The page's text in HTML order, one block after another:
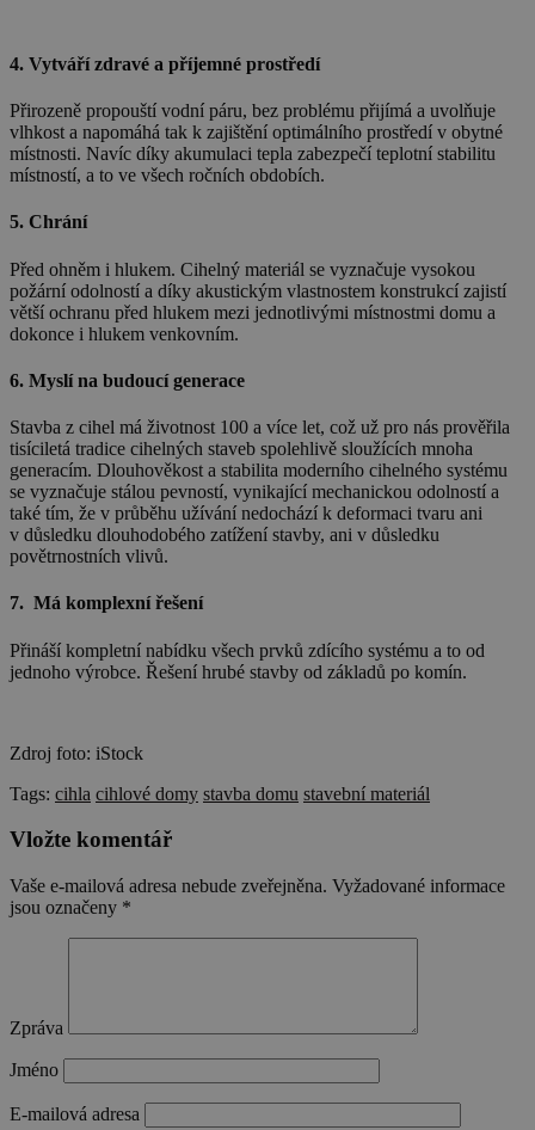
4. Vytváří zdravé a příjemné prostředí
Přirozeně propouští vodní páru, bez problému přijímá a uvolňuje
vlhkost a napomáhá tak k zajištění optimálního prostředí v obytné
místnosti. Navíc díky akumulaci tepla zabezpečí teplotní stabilitu
místností, a to ve všech ročních obdobích.
5. Chrání
Před ohněm i hlukem. Cihelný materiál se vyznačuje vysokou
požární odolností a díky akustickým vlastnostem konstrukcí zajistí
větší ochranu před hlukem mezi jednotlivými místnostmi domu a
dokonce i hlukem venkovním.
6. Myslí na budoucí generace
Stavba z cihel má životnost 100 a více let, což už pro nás prověřila
tisíciletá tradice cihelných staveb spolehlivě sloužících mnoha
generacím. Dlouhověkost a stabilita moderního cihelného systému
se vyznačuje stálou pevností, vynikající mechanickou odolností a
také tím, že v průběhu užívání nedochází k deformaci tvaru ani
v důsledku dlouhodobého zatížení stavby, ani v důsledku
povětrnostních vlivů.
7. Má komplexní řešení
Přináší kompletní nabídku všech prvků zdícího systému a to od
jednoho výrobce. Řešení hrubé stavby od základů po komín.
Zdroj foto: iStock
Tags: cihla cihlové domy stavba domu stavební materiál
Vložte komentář
Vaše e-mailová adresa nebude zveřejněna. Vyžadované informace
jsou označeny *
Zpráva
Jméno
E-mailová adresa